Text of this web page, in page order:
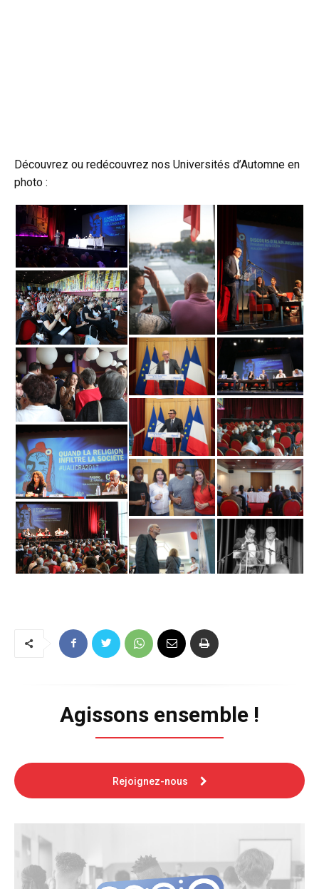
Découvrez ou redécouvrez nos Universités d’Automne en
photo :
Agissons ensemble !
Rejoignez-nous